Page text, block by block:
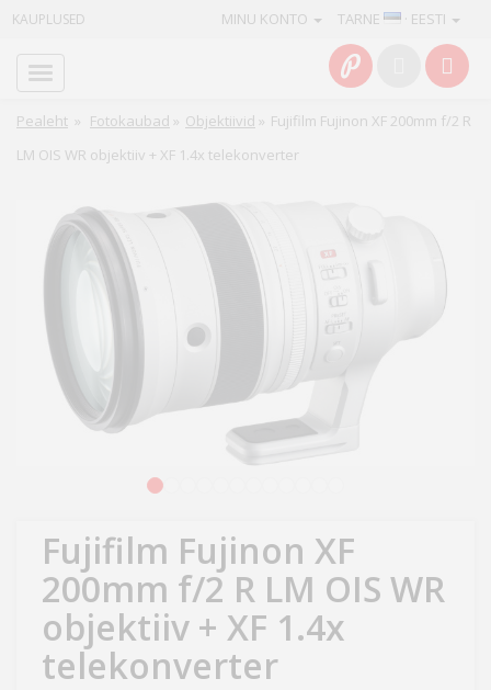
KAUPLUSED TARNE · EESTI
MINU KONTO
Pealeht » Fotokaubad » Objektiivid » Fujifilm Fujinon XF 200mm f/2 R
LM OIS WR objektiiv + XF 1.4x telekonverter
Fujifilm Fujinon XF
200mm f/2 R LM OIS WR
objektiiv + XF 1.4x
telekonverter
Info
Teenused
Kaamerad
Fotokaubad
Arvuti
aed
Ilu
tervis